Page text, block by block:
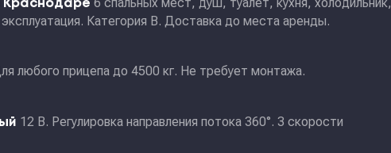
Категория В. Доставка до места аренды.
любого прицепа до 4500 кг. Не требует монтажа.
12 В. Регулировка направления потока 360°. 3 скорости